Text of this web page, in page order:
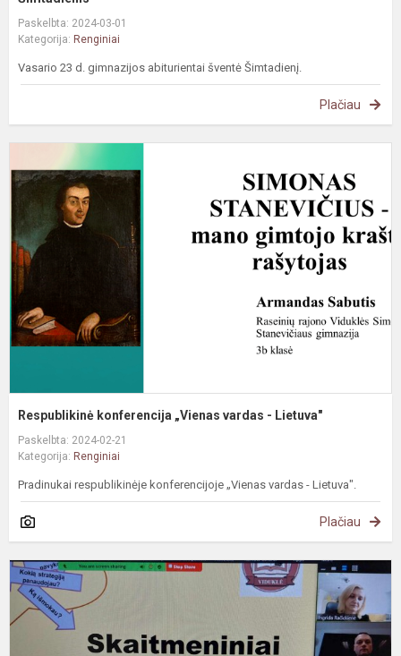
Paskelbta: 2024-03-01
Kategorija: Renginiai
Vasario 23 d. gimnazijos abiturientai šventė Šimtadienį.
Plačiau
Respublikinė konferencija „Vienas vardas - Lietuva"
Paskelbta: 2024-02-21
Kategorija: Renginiai
Pradinukai respublikinėje konferencijoje „Vienas vardas - Lietuva".
Plačiau